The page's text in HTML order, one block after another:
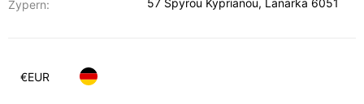
Zypern:
57 Spyrou Kyprianou, Lanarka 6051
€EUR